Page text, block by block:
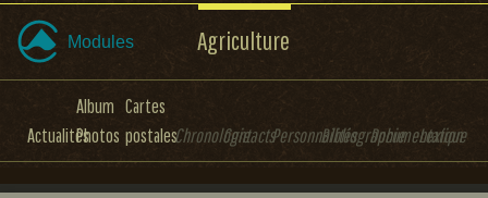
Modules Agriculture
Actualités
Album
Photos
Cartes
postalesChronologieContactsPersonnalitésBibliographieDocumentation
Lexique